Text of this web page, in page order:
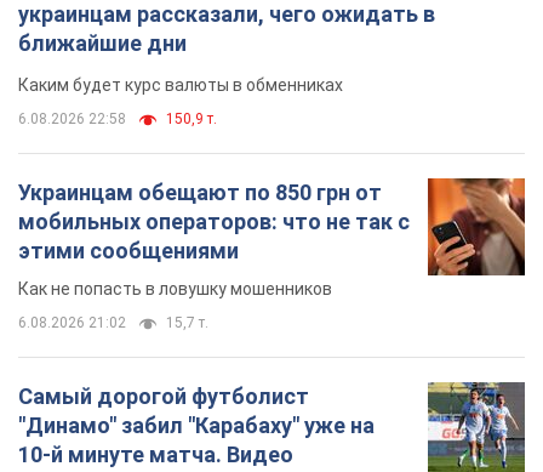
украинцам рассказали, чего ожидать в
ближайшие дни
Каким будет курс валюты в обменниках
6.08.2026 22:58 150,9 т.
Украинцам обещают по 850 грн от
мобильных операторов: что не так с
этими сообщениями
Как не попасть в ловушку мошенников
6.08.2026 21:02 15,7 т.
Самый дорогой футболист
"Динамо" забил "Карабаху" уже на
10-й минуте матча. Видео